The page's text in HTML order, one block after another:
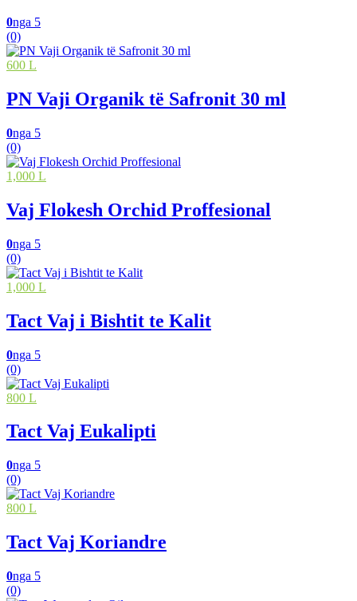
0nga 5
(0)
600 L
PN Vaji Organik të Safronit 30 ml
0nga 5
(0)
1,000 L
Vaj Flokesh Orchid Proffesional
0nga 5
(0)
1,000 L
Tact Vaj i Bishtit te Kalit
0nga 5
(0)
800 L
Tact Vaj Eukalipti
0nga 5
(0)
800 L
Tact Vaj Koriandre
0nga 5
(0)